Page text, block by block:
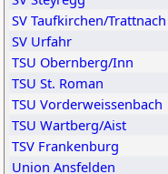
SV Taufkirchen/Trattnach
SV Urfahr
TSU Obernberg/Inn
TSU St. Roman
TSU Vorderweissenbach
TSU Wartberg/Aist
TSV Frankenburg
Union Ansfelden